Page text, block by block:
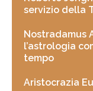
servizio della
Nostradamus
l’astrologia
tempo
Aristocrazia